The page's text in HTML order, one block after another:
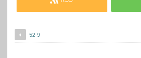
52-9